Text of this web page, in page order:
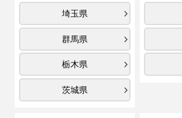
埼玉県
群馬県
栃木県
茨城県